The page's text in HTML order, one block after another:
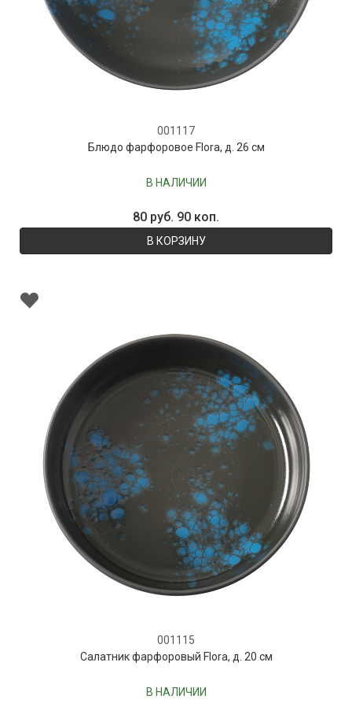
001117
Блюдо фарфоровое Flora, д. 26 см
В НАЛИЧИИ
80 руб. 90 коп.
В КОРЗИНУ
001115
Салатник фарфоровый Flora, д. 20 см
В НАЛИЧИИ